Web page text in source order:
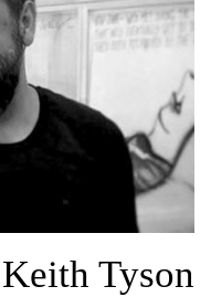
Keith Tyson